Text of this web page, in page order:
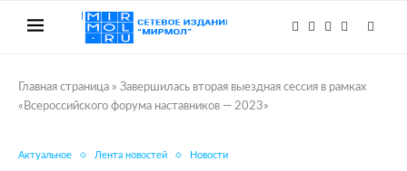
Главная страница » Завершилась вторая выездная сессия в рамках
«Всероссийского форума наставников — 2023»
Актуальное Лента новостей Новости